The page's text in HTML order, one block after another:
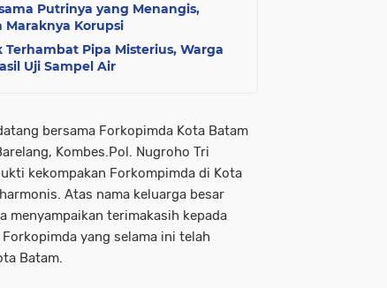
Putrinya yang Menangis,
Maraknya Korupsi
Terhambat Pipa Misterius, Warga
Uji Sampel Air
bersama Forkopimda Kota Batam
Kombes.Pol. Nugroho Tri
kekompakan Forkompimda di Kota
Atas nama keluarga besar
menyampaikan terimakasih kepada
yang selama ini telah
Batam.